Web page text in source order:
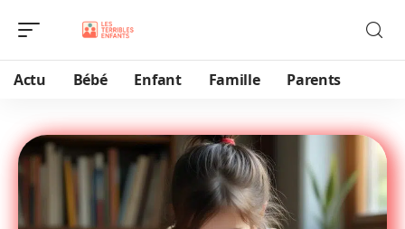
Actu Bébé Enfant Famille Parents